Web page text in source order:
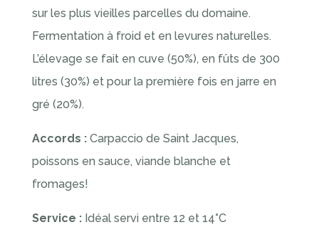
sur les plus vieilles parcelles du domaine.
Fermentation à froid et en levures naturelles.
L’élevage se fait en cuve (50%), en fûts de 300
litres (30%) et pour la première fois en jarre en
gré (20%).
Accords : Carpaccio de Saint Jacques,
poissons en sauce, viande blanche et
fromages!
Service : Idéal servi entre 12 et 14°C